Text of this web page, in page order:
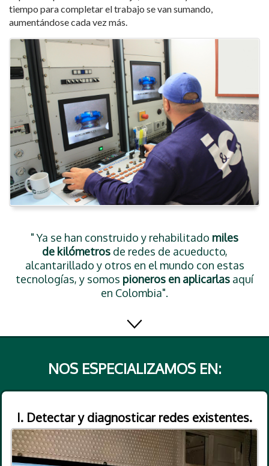
tiempo para completar el trabajo se van sumando,
aumentándose cada vez más.
" Ya se han construido y rehabilitado miles
de kilómetrosde redes de acueducto,
alcantarillado y otros en el mundo con estas
tecnologías, y somos pioneros en aplicarlas aquí
en Colombia".
NOS ESPECIALIZAMOS EN:
I. Detectar y diagnosticar redes existentes.